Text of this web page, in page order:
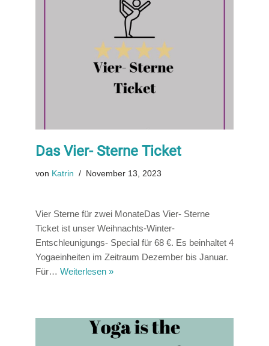
Das Vier- Sterne Ticket
von Katrin November 13, 2023
Vier Sterne für zwei MonateDas Vier- Sterne
Ticket ist unser Weihnachts-Winter-
Entschleunigungs- Special für 68 €. Es beinhaltet 4
Yogaeinheiten im Zeitraum Dezember bis Januar.
Für… Weiterlesen »